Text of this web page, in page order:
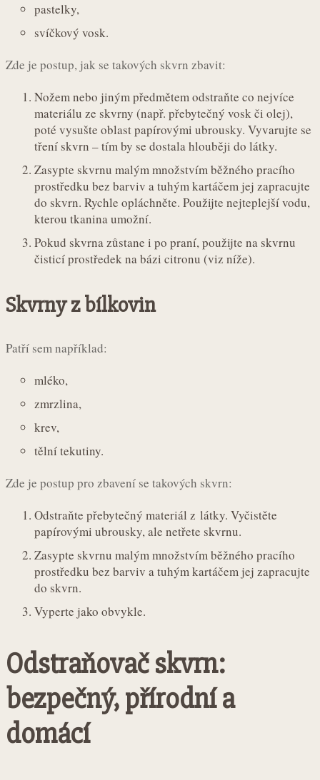
pastelky,
svíčkový vosk.
Zde je postup, jak se takových skvrn zbavit:
Nožem nebo jiným předmětem odstraňte co nejvíce
materiálu ze skvrny (např. přebytečný vosk či olej),
poté vysušte oblast papírovými ubrousky. Vyvarujte se
tření skvrn – tím by se dostala hlouběji do látky.
Zasypte skvrnu malým množstvím běžného pracího
prostředku bez barviv a tuhým kartáčem jej zapracujte
do skvrn. Rychle opláchněte. Použijte nejteplejší vodu,
kterou tkanina umožní.
Pokud skvrna zůstane i po praní, použijte na skvrnu
čisticí prostředek na bázi citronu (viz níže).
Skvrny z bílkovin
Patří sem například:
mléko,
zmrzlina,
krev,
tělní tekutiny.
Zde je postup pro zbavení se takových skvrn:
Odstraňte přebytečný materiál z látky. Vyčistěte
papírovými ubrousky, ale netřete skvrnu.
Zasypte skvrnu malým množstvím běžného pracího
prostředku bez barviv a tuhým kartáčem jej zapracujte
do skvrn.
Vyperte jako obvykle.
Odstraňovač skvrn:
bezpečný, přírodní a
domácí